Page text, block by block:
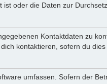
oder die Daten zur
Kontaktdaten zu
kontaktieren, sofern du
umfassen. Sofern der